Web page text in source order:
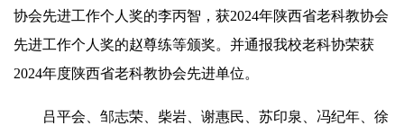
协会先进工作个人奖的李丙智，获2024年陕西省老科教协会
先进工作个人奖的赵尊练等颁奖。并通报我校老科协荣获
2024年度陕西省老科教协会先进单位。
吕平会、邹志荣、柴岩、谢惠民、苏印泉、冯纪年、徐